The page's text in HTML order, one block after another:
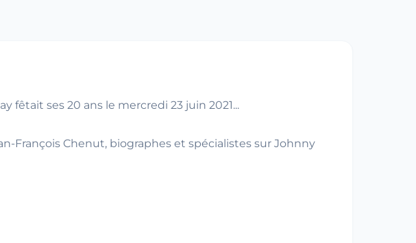
fêtait ses 20 ans le mercredi 23 juin 2021...
François Chenut, biographes et spécialistes sur Johnny